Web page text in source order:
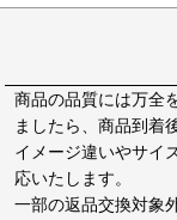
商品の品質には万全
ましたら、商品到着
イメージ違いやサイ
応いたします。
一部の返品交換対象